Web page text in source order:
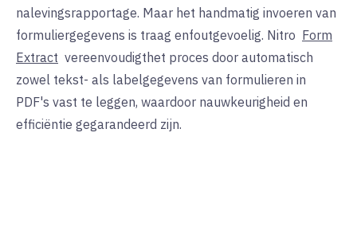
nalevingsrapportage. Maar het handmatig invoeren van
formuliergegevens is traag enfoutgevoelig. Nitro Form
Extract vereenvoudigt het proces door automatisch
zowel tekst- als labelgegevens van formulieren in
PDF's vast te leggen, waardoor nauwkeurigheid en
efficiëntie gegarandeerd zijn.